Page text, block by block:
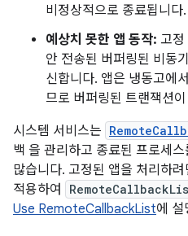
비정상적으로 종료됩니다.
예상치 못한 앱 동작: 고정
안 전송된 버퍼링된 비동
신합니다. 앱은 냉동고에
므로 버퍼링된 트랜잭션
시스템 서비스는
백 을 관리하고 종료된 프로세
많습니다. 고정된 앱을 처리하
적용하여
Use RemoteCallbackList에 설